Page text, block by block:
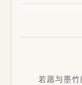
若愿与墨